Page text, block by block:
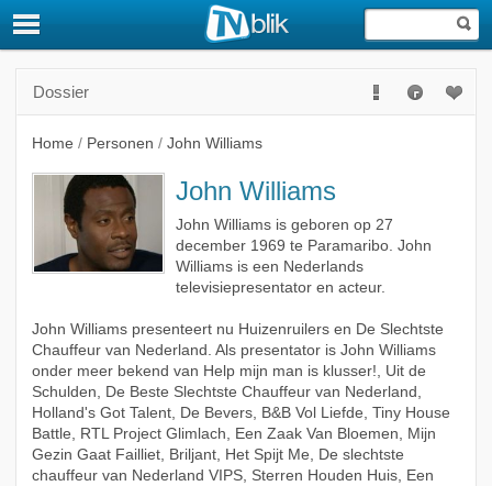
Dossier
Home / Personen / John Williams
John Williams
John Williams is geboren op 27
december 1969 te Paramaribo. John
Williams is een Nederlands
televisiepresentator en acteur.
John Williams presenteert nu Huizenruilers en De Slechtste
Chauffeur van Nederland. Als presentator is John Williams
onder meer bekend van Help mijn man is klusser!, Uit de
Schulden, De Beste Slechtste Chauffeur van Nederland,
Holland's Got Talent, De Bevers, B&B Vol Liefde, Tiny House
Battle, RTL Project Glimlach, Een Zaak Van Bloemen, Mijn
Gezin Gaat Failliet, Briljant, Het Spijt Me, De slechtste
chauffeur van Nederland VIPS, Sterren Houden Huis, Een